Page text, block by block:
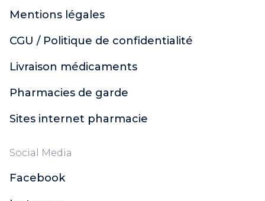
Mentions légales
CGU / Politique de confidentialité
Livraison médicaments
Pharmacies de garde
Sites internet pharmacie
Social Media
Facebook